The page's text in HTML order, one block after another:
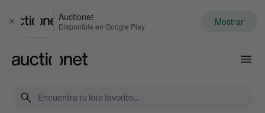
Cerrar
Auctionet
Disponible en Google Play Mostrar